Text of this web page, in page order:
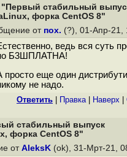
"Первый стабильный
форка CentOS 8"
от пох. (?), 01-Апр-21,
ведь вся суть
Б3ШПЛАТНА!
просто еще один
не надо.
Ответить Правка| Наверх
стабильный выпуск
форка CentOS 8"
от AleksK (ok), 31-Мрт-21,